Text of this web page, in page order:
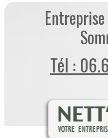
Tél :